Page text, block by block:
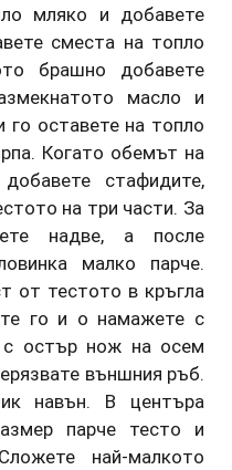
мляко и добавете
сместа на топло
брашно добавете
масло и
го оставете на топло
Когато обемът на
стафидите,
на три части. За
надве, а после
малко парче.
от тестото в кръгла
го и о намажете с
с остър нож на осем
външния ръб.
навън. В центъра
парче тесто и
най-малкото